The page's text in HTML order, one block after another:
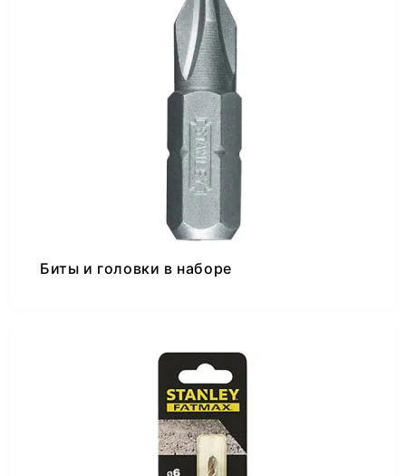
Биты и головки в наборе